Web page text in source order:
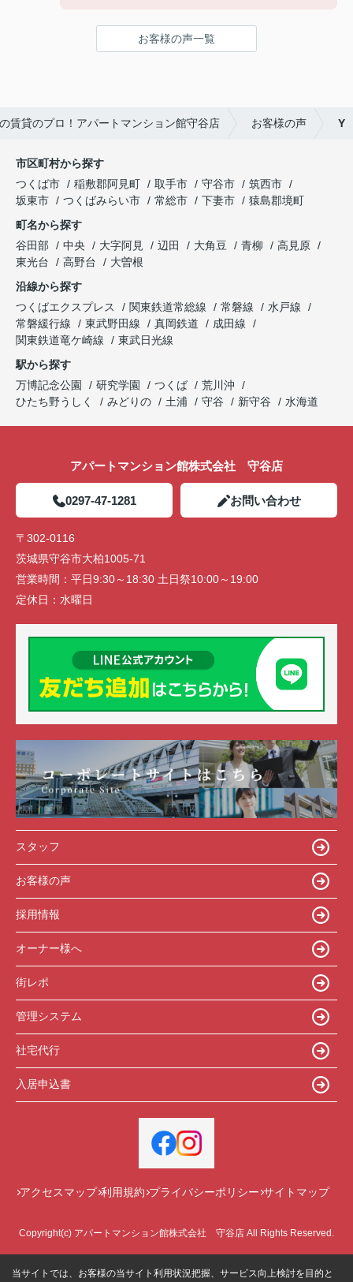
お客様の声一覧
賃貸のプロ！アパートマンション館守谷店 お客様の声 Y
市区町村から探す
つくば市
稲敷郡阿見町 取手市 守谷市
筑西市
坂東市
つくばみらい市 常総市 下妻市
猿島郡境町
町名から探す
谷田部
中央 大字阿見 辺田 大角豆 青柳
高見原
東光台
高野台
大曽根
沿線から探す
つくばエクスプレス
関東鉄道常総線 常磐線
水戸線
常磐緩行線
東武野田線 真岡鉄道
成田線
関東鉄道竜ケ崎線
東武日光線
駅から探す
万博記念公園
研究学園 つくば
荒川沖
ひたち野うしく
みどりの 土浦 守谷 新守谷 水海道
アパートマンション館株式会社 守谷店
0297-47-1281 お問い合わせ
〒302-0116
茨城県守谷市大柏1005-71
営業時間： 平日9:30～18:30 土日祭10:00～19:00
定休日： 水曜日
スタッフ
お客様の声
採用情報
オーナー様へ
街レポ
管理システム
社宅代行
入居申込書
アクセスマップ 利用規約 プライバシーポリシー サイトマップ
Copyright(c) アパートマンション館株式会社 守谷店 All Rights Reserved.
当サイトでは、お客様の当サイト利用状況把握、サービス向上検討を目的と